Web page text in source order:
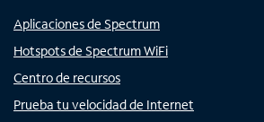
Aplicaciones de Spectrum
Hotspots de Spectrum WiFi
Centro de recursos
Prueba tu velocidad de Internet